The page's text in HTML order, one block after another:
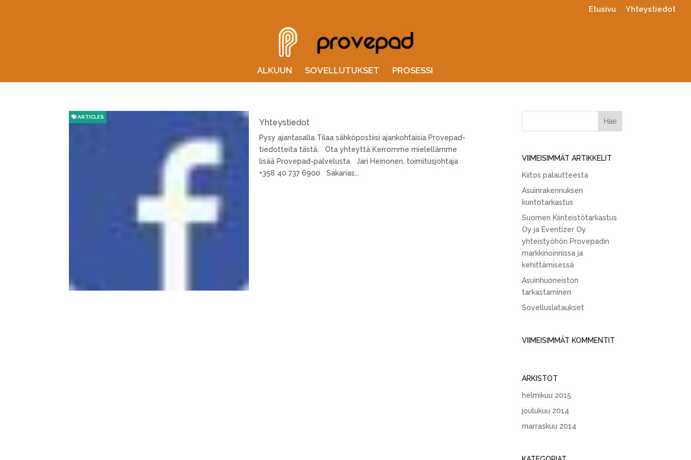
Etusivu Yhteystiedot
ALKUUN SOVELLUTUKSET PROSESSI
Yhteystiedot
ARTICLES
Pysy ajantasalla Tilaa sähköpostiisi ajankohtaisia Provepad-
tiedotteita tästä. Ota yhteyttä Kerromme mielellämme
lisää Provepad-palvelusta Jari Heinonen, toimitusjohtaja
+358 40 737 6900 Sakarias...
VIIMEISIMMÄT ARTIKKELIT
Kiitos palautteesta
Asuinrakennuksen
kuntotarkastus
Suomen Kiinteistötarkastus
Oy ja Eventizer Oy
yhteistyöhön Provepadin
markkinoinnissa ja
kehittämisessä
Asuinhuoneiston
tarkastaminen
Sovelluslataukset
VIIMEISIMMÄT KOMMENTIT
ARKISTOT
helmikuu 2015
joulukuu 2014
marraskuu 2014